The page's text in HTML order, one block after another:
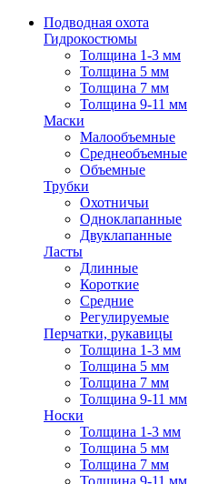
Подводная охота
Гидрокостюмы
Толщина 1-3 мм
Толщина 5 мм
Толщина 7 мм
Толщина 9-11 мм
Маски
Малообъемные
Среднеобъемные
Объемные
Трубки
Охотничьи
Одноклапанные
Двуклапанные
Ласты
Длинные
Короткие
Средние
Регулируемые
Перчатки, рукавицы
Толщина 1-3 мм
Толщина 5 мм
Толщина 7 мм
Толщина 9-11 мм
Носки
Толщина 1-3 мм
Толщина 5 мм
Толщина 7 мм
Толщина 9-11 мм